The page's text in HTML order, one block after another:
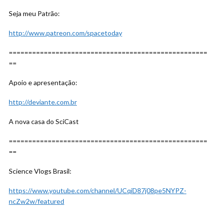
Seja meu Patrão:
http://www.patreon.com/spacetoday
===================================================
==
Apoio e apresentação:
http://deviante.com.br
A nova casa do SciCast
===================================================
==
Science Vlogs Brasil:
https://www.youtube.com/channel/UCqiD87j08pe5NYPZ-
ncZw2w/featured